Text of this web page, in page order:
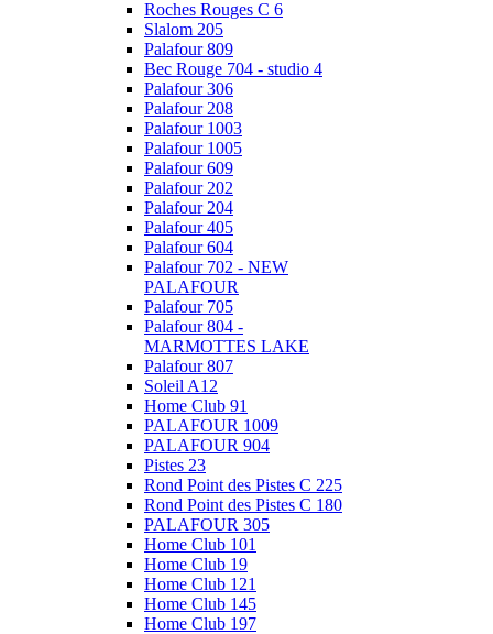
Roches Rouges C 6
Slalom 205
Palafour 809
Bec Rouge 704 - studio 4
Palafour 306
Palafour 208
Palafour 1003
Palafour 1005
Palafour 609
Palafour 202
Palafour 204
Palafour 405
Palafour 604
Palafour 702 - NEW
PALAFOUR
Palafour 705
Palafour 804 -
MARMOTTES LAKE
Palafour 807
Soleil A12
Home Club 91
PALAFOUR 1009
PALAFOUR 904
Pistes 23
Rond Point des Pistes C 225
Rond Point des Pistes C 180
PALAFOUR 305
Home Club 101
Home Club 19
Home Club 121
Home Club 145
Home Club 197